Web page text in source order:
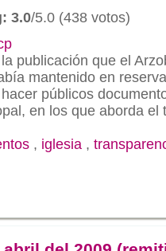
3.0/5.0 (438 votos)
publicación que el
mantenido en
públicos
en los que aborda el
, iglesia ,